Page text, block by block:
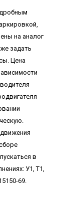
на аналог
задать
Цена
в
У1, Т1,
69.